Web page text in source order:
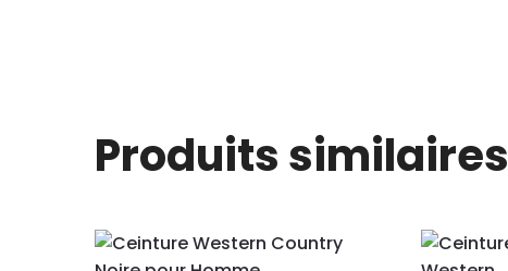
Produits similaires